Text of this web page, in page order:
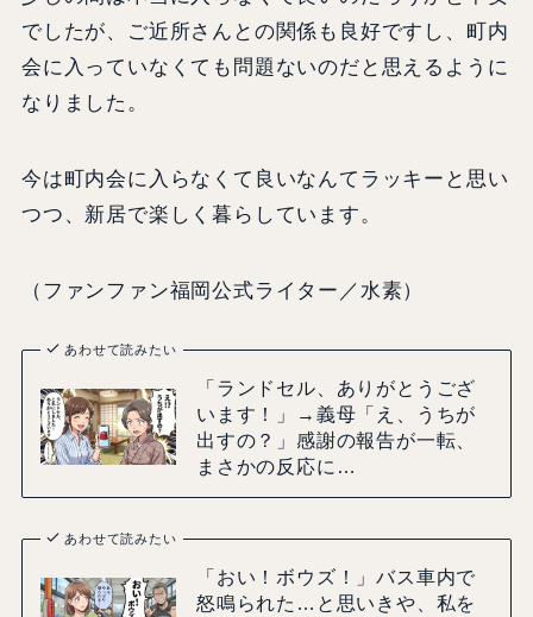
でしたが、ご近所さんとの関係も良好ですし、町内
会に入っていなくても問題ないのだと思えるように
なりました。
今は町内会に入らなくて良いなんてラッキーと思い
つつ、新居で楽しく暮らしています。
（ファンファン福岡公式ライター／水素）
あわせて読みたい
「ランドセル、ありがとうござ
います！」→義母「え、うちが
出すの？」感謝の報告が一転、
まさかの反応に…
あわせて読みたい
「おい！ボウズ！」バス車内で
怒鳴られた…と思いきや、私を